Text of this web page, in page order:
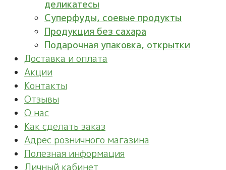
деликатесы
Суперфуды, соевые продукты
Продукция без сахара
Подарочная упаковка, открытки
Доставка и оплата
Акции
Контакты
Отзывы
О нас
Как сделать заказ
Адрес розничного магазина
Полезная информация
Личный кабинет